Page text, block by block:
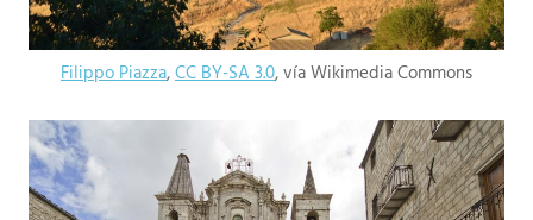
Filippo Piazza,CC BY-SA 3.0, vía Wikimedia Commons